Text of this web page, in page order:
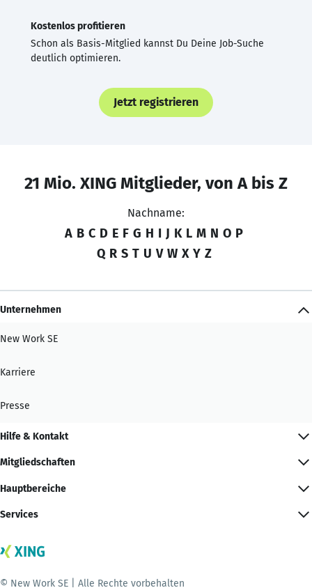
Kostenlos profitieren
Schon als Basis-Mitglied kannst Du Deine Job-Suche
deutlich optimieren.
Jetzt registrieren
21 Mio. XING Mitglieder, von A bis Z
Nachname:
A B C D E F G H I J K L M N O P
Q R S T U V W X Y Z
Unternehmen
New Work SE
Karriere
Presse
Hilfe & Kontakt
Mitgliedschaften
Hauptbereiche
Services
© New Work SE | Alle Rechte vorbehalten